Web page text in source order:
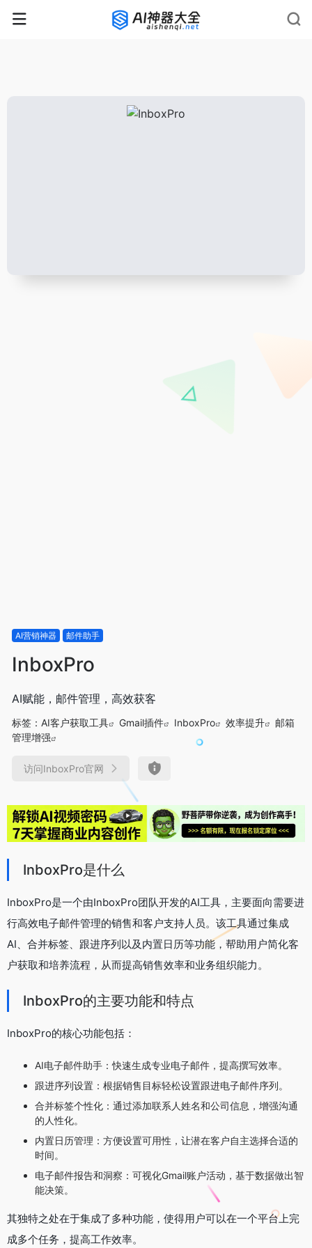
rnrn rnrn rnrn
AI营销神器 邮件助手
InboxPro
AI赋能，邮件管理，高效获客
标签： AI客户获取工具 Gmail插件 InboxPro 效率提升
邮箱
管理增强
访问InboxPro官网
InboxPro是什么
InboxPro是一个由InboxPro团队开发的AI工具，主要面向需要进
行高效电子邮件管理的销售和客户支持人员。该工具通过集成
AI、合并标签、跟进序列以及内置日历等功能，帮助用户简化客
户获取和培养流程，从而提高销售效率和业务组织能力。
InboxPro的主要功能和特点
InboxPro的核心功能包括：
AI电子邮件助手：快速生成专业电子邮件，提高撰写效率。
跟进序列设置：根据销售目标轻松设置跟进电子邮件序列。
合并标签个性化：通过添加联系人姓名和公司信息，增强沟通
的人性化。
内置日历管理：方便设置可用性，让潜在客户自主选择合适的
时间。
电子邮件报告和洞察：可视化Gmail账户活动，基于数据做出智
能决策。
其独特之处在于集成了多种功能，使得用户可以在一个平台上完
成多个任务，提高工作效率。